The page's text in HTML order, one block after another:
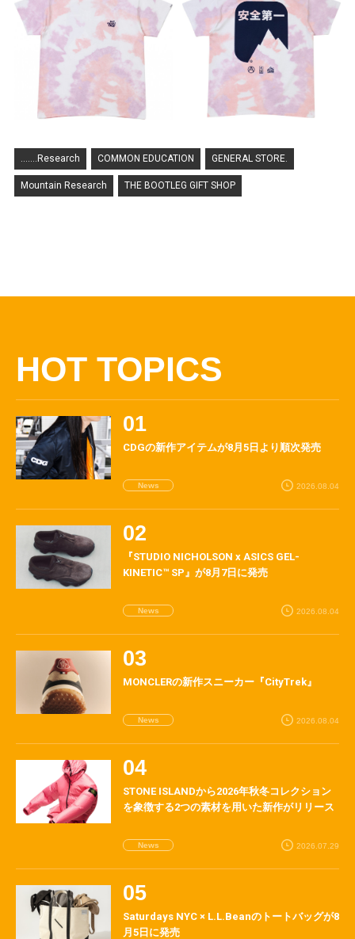
.......Research COMMON EDUCATION GENERAL STORE.
Mountain Research THE BOOTLEG GIFT SHOP
HOT TOPICS
CDGの新作アイテムが8月5日より順次発売
News 2026.08.04
『STUDIO NICHOLSON x ASICS GEL-
KINETIC™ SP』が8月7日に発売
News 2026.08.04
MONCLERの新作スニーカー『CityTrek』
News 2026.08.04
STONE ISLANDから2026年秋冬コレクション
を象徴する2つの素材を用いた新作がリリース
News 2026.07.29
Saturdays NYC × L.L.Beanのトートバッグが8
月5日に発売